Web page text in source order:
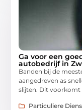
Ga voor een
autobedrijf in
Banden bij de
aangedreven as
slijten. Dit voorkomt
Particuliere